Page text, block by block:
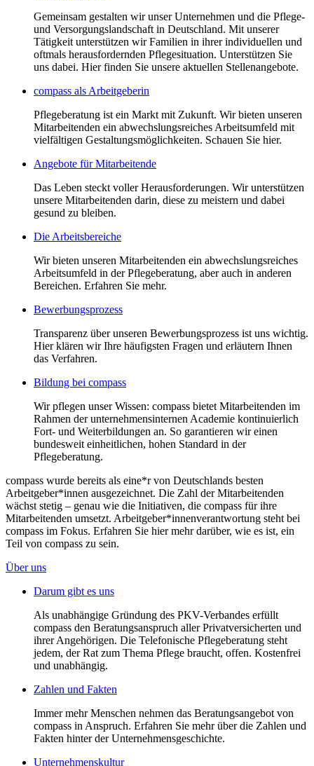
Gemeinsam gestalten wir unser Unternehmen und die Pflege-
und Versorgungslandschaft in Deutschland. Mit unserer
Tätigkeit unterstützen wir Familien in ihrer individuellen und
oftmals herausfordernden Pflegesituation. Unterstützen Sie
uns dabei. Hier finden Sie unsere aktuellen Stellenangebote.
compass als Arbeitgeberin
Pflegeberatung ist ein Markt mit Zukunft. Wir bieten unseren
Mitarbeitenden ein abwechslungsreiches Arbeitsumfeld mit
vielfältigen Gestaltungsmöglichkeiten. Schauen Sie hier.
Angebote für Mitarbeitende
Das Leben steckt voller Herausforderungen. Wir unterstützen
unsere Mitarbeitenden darin, diese zu meistern und dabei
gesund zu bleiben.
Die Arbeitsbereiche
Wir bieten unseren Mitarbeitenden ein abwechslungsreiches
Arbeitsumfeld in der Pflegeberatung, aber auch in anderen
Bereichen. Erfahren Sie mehr.
Bewerbungsprozess
Transparenz über unseren Bewerbungsprozess ist uns wichtig.
Hier klären wir Ihre häufigsten Fragen und erläutern Ihnen
das Verfahren.
Bildung bei compass
Wir pflegen unser Wissen: compass bietet Mitarbeitenden im
Rahmen der unternehmensinternen Academie kontinuierlich
Fort- und Weiterbildungen an. So garantieren wir einen
bundesweit einheitlichen, hohen Standard in der
Pflegeberatung.
compass wurde bereits als eine*r von Deutschlands besten
Arbeitgeber*innen ausgezeichnet. Die Zahl der Mitarbeitenden
wächst stetig – genau wie die Initiativen, die compass für ihre
Mitarbeitenden umsetzt. Arbeitgeber*innenverantwortung steht bei
compass im Fokus. Erfahren Sie hier mehr darüber, wie es ist, ein
Teil von compass zu sein.
Über uns
Darum gibt es uns
Als unabhängige Gründung des PKV-Verbandes erfüllt
compass den Beratungsanspruch aller Privatversicherten und
ihrer Angehörigen. Die Telefonische Pflegeberatung steht
jedem, der Rat zum Thema Pflege braucht, offen. Kostenfrei
und unabhängig.
Zahlen und Fakten
Immer mehr Menschen nehmen das Beratungsangebot von
compass in Anspruch. Erfahren Sie mehr über die Zahlen und
Fakten hinter der Unternehmensgeschichte.
Unternehmenskultur